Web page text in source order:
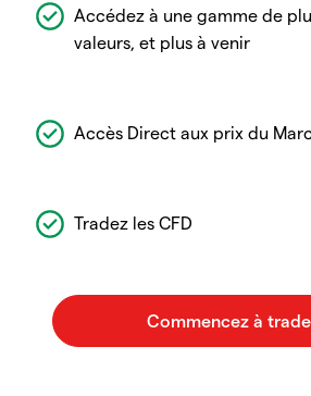
Accédez à une gamme de
valeurs, et plus à venir
Accès Direct aux prix du
Tradez les CFD